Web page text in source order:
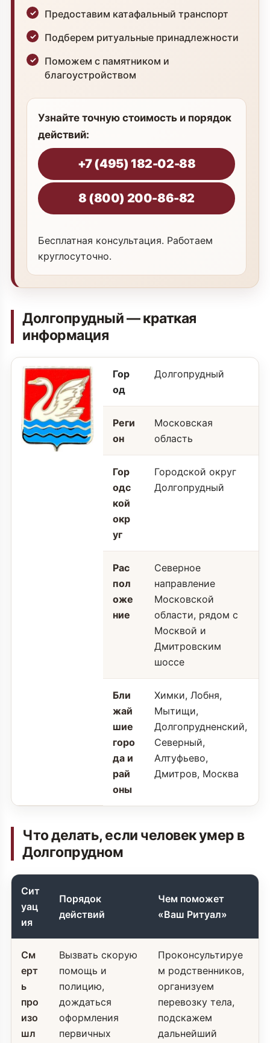
Предоставим катафальный транспорт
Подберем ритуальные принадлежности
Поможем с памятником и
благоустройством
Узнайте точную стоимость и порядок
действий:
+7 (495) 182-02-88
8 (800) 200-86-82
Бесплатная консультация. Работаем
круглосуточно.
Долгопрудный — краткая
информация
Гор
од
Долгопрудный
Реги
он
Московская
область
Гор
одс
кой
окр
уг
Городской округ
Долгопрудный
Рас
пол
оже
ние
Северное
направление
Московской
области, рядом с
Москвой и
Дмитровским
шоссе
Бли
жай
шие
горо
да и
рай
оны
Химки, Лобня,
Мытищи,
Долгопрудненский,
Северный,
Алтуфьево,
Дмитров, Москва
Что делать, если человек умер в
Долгопрудном
Сит
уац
ия
Порядок
действий
Чем поможет
«Ваш Ритуал»
См
ерт
ь
про
изо
шл
Вызвать скорую
помощь и
полицию,
дождаться
оформления
первичных
Проконсультируе
м родственников,
организуем
перевозку тела,
подскажем
дальнейший